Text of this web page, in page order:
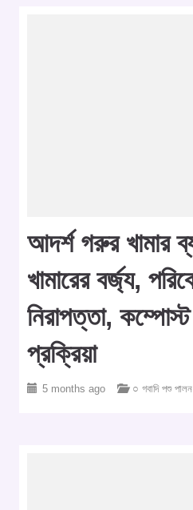
আদর্শ গরুর খামার
খামারের বর্জ্য,
নিরাপত্তা,
প্রক্রিয়া
5 months ago ○ গবাদি পশু পালন